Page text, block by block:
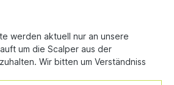
werden aktuell nur an unsere
um die Scalper aus der
Wir bitten um Verständniss